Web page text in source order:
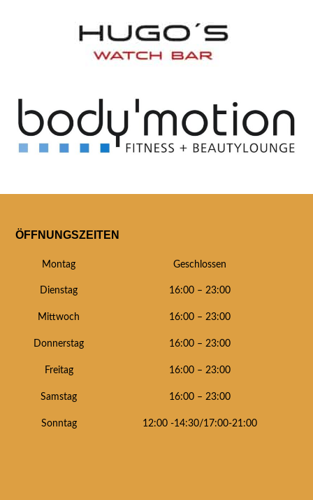
ÖFFNUNGSZEITEN
Montag Geschlossen
Dienstag 16:00 – 23:00
Mittwoch 16:00 – 23:00
Donnerstag 16:00 – 23:00
Freitag 16:00 – 23:00
Samstag 16:00 – 23:00
Sonntag 12:00 -14:30/17:00-21:00